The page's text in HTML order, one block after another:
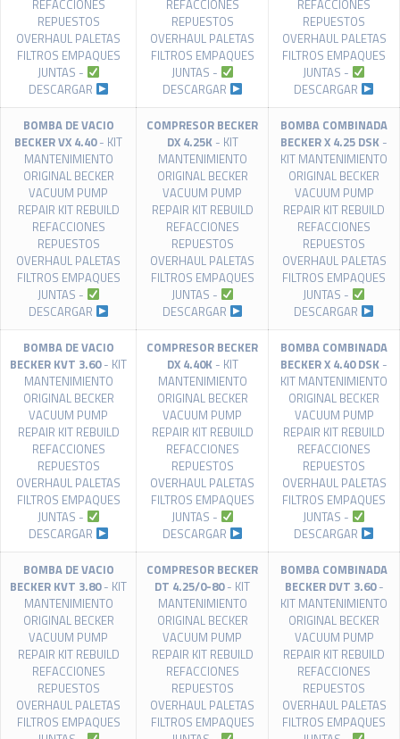
REFACCIONES
REPUESTOS
OVERHAUL PALETAS
FILTROS EMPAQUES
JUNTAS -
DESCARGAR
REFACCIONES
REPUESTOS
OVERHAUL PALETAS
FILTROS EMPAQUES
JUNTAS -
DESCARGAR
REFACCIONES
REPUESTOS
OVERHAUL PALETAS
FILTROS EMPAQUES
JUNTAS -
DESCARGAR
BOMBA DE VACIO
BECKER VX 4.40- KIT
MANTENIMIENTO
ORIGINAL BECKER
VACUUM PUMP
REPAIR KIT REBUILD
REFACCIONES
REPUESTOS
OVERHAUL PALETAS
FILTROS EMPAQUES
JUNTAS -
DESCARGAR
COMPRESOR BECKER
DX 4.25K- KIT
MANTENIMIENTO
ORIGINAL BECKER
VACUUM PUMP
REPAIR KIT REBUILD
REFACCIONES
REPUESTOS
OVERHAUL PALETAS
FILTROS EMPAQUES
JUNTAS -
DESCARGAR
BOMBA COMBINADA
BECKER X 4.25 DSK -
KIT MANTENIMIENTO
ORIGINAL BECKER
VACUUM PUMP
REPAIR KIT REBUILD
REFACCIONES
REPUESTOS
OVERHAUL PALETAS
FILTROS EMPAQUES
JUNTAS -
DESCARGAR
BOMBA DE VACIO
BECKER KVT 3.60- KIT
MANTENIMIENTO
ORIGINAL BECKER
VACUUM PUMP
REPAIR KIT REBUILD
REFACCIONES
REPUESTOS
OVERHAUL PALETAS
FILTROS EMPAQUES
JUNTAS -
DESCARGAR
COMPRESOR BECKER
DX 4.40K- KIT
MANTENIMIENTO
ORIGINAL BECKER
VACUUM PUMP
REPAIR KIT REBUILD
REFACCIONES
REPUESTOS
OVERHAUL PALETAS
FILTROS EMPAQUES
JUNTAS -
DESCARGAR
BOMBA COMBINADA
BECKER X 4.40 DSK -
KIT MANTENIMIENTO
ORIGINAL BECKER
VACUUM PUMP
REPAIR KIT REBUILD
REFACCIONES
REPUESTOS
OVERHAUL PALETAS
FILTROS EMPAQUES
JUNTAS -
DESCARGAR
BOMBA DE VACIO
BECKER KVT 3.80- KIT
MANTENIMIENTO
ORIGINAL BECKER
VACUUM PUMP
REPAIR KIT REBUILD
REFACCIONES
REPUESTOS
OVERHAUL PALETAS
FILTROS EMPAQUES
COMPRESOR BECKER
DT 4.25/0-80- KIT
MANTENIMIENTO
ORIGINAL BECKER
VACUUM PUMP
REPAIR KIT REBUILD
REFACCIONES
REPUESTOS
OVERHAUL PALETAS
FILTROS EMPAQUES
BOMBA COMBINADA
BECKER DVT 3.60-
KIT MANTENIMIENTO
ORIGINAL BECKER
VACUUM PUMP
REPAIR KIT REBUILD
REFACCIONES
REPUESTOS
OVERHAUL PALETAS
FILTROS EMPAQUES